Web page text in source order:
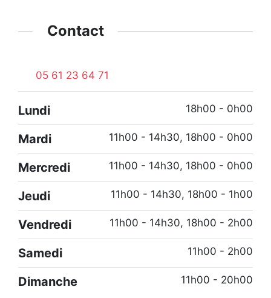
Contact
05 61 23 64 71
Lundi 18h00 - 0h00
Mardi 11h00 - 14h30, 18h00 - 0h00
Mercredi 11h00 - 14h30, 18h00 - 0h00
Jeudi 11h00 - 14h30, 18h00 - 1h00
Vendredi 11h00 - 14h30, 18h00 - 2h00
Samedi 11h00 - 2h00
Dimanche 11h00 - 20h00